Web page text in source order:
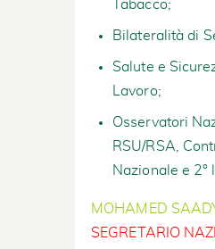
Tabacco;
Bilateralità di
Salute e
Lavoro;
Osservatori
RSU/RSA,
Nazionale e 2°
MOHAMED
SEGRETARIO